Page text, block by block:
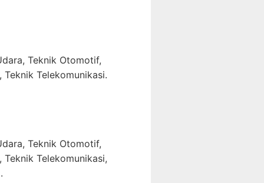
Teknik Otomotif,
Telekomunikasi.
Teknik Otomotif,
Telekomunikasi,